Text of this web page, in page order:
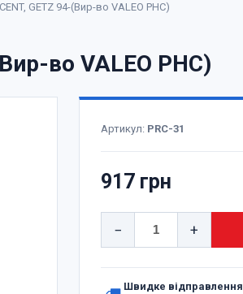
GETZ 94-(Вир-во VALEO PHC)
во VALEO PHC)
Артикул: PRC-31
917 грн
− +
Швидке відправлення